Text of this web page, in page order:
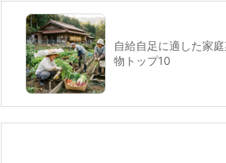
自給自足に適した家
物トップ10